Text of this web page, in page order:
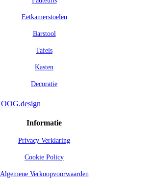
Eetkamerstoelen
Barstool
Tafels
Kasten
Decoratie
Informatie
Privacy Verklaring
Cookie Policy
Algemene Verkoopvoorwaarden